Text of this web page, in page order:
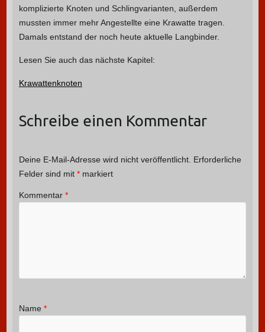
komplizierte Knoten und Schlingvarianten, außerdem
mussten immer mehr Angestellte eine Krawatte tragen.
Damals entstand der noch heute aktuelle Langbinder.
Lesen Sie auch das nächste Kapitel:
Krawattenknoten
Schreibe einen Kommentar
Deine E-Mail-Adresse wird nicht veröffentlicht. Erforderliche
Felder sind mit *markiert
Kommentar *
Name *